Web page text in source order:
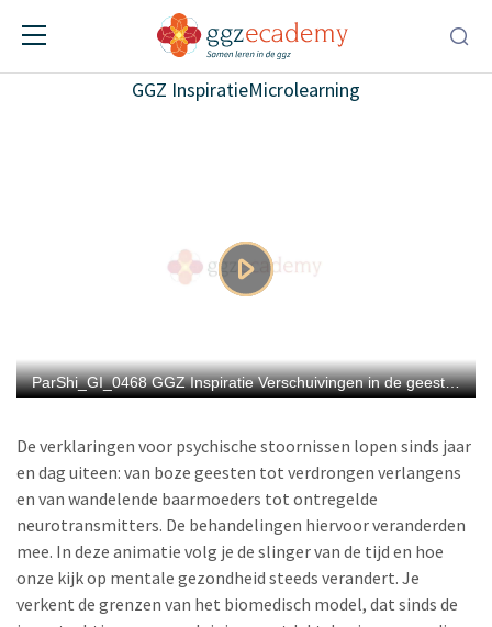
Verschuivingen in de geestelijke
gezondheidszorg
GGZ InspiratieMicrolearning
De verklaringen voor psychische stoornissen lopen sinds jaar
en dag uiteen: van boze geesten tot verdrongen verlangens
en van wandelende baarmoeders tot ontregelde
neurotransmitters. De behandelingen hiervoor veranderden
mee. In deze animatie volg je de slinger van de tijd en hoe
onze kijk op mentale gezondheid steeds verandert. Je
verkent de grenzen van het biomedisch model, dat sinds de